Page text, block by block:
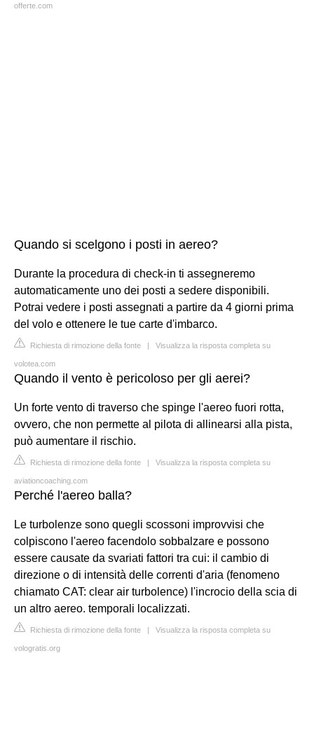
offerte.com
Quando si scelgono i posti in aereo?
Durante la procedura di check-in ti assegneremo
automaticamente uno dei posti a sedere disponibili.
Potrai vedere i posti assegnati a partire da 4 giorni prima
del volo e ottenere le tue carte d'imbarco.
Richiesta di rimozione della fonte | Visualizza la risposta completa su
volotea.com
Quando il vento è pericoloso per gli aerei?
Un forte vento di traverso che spinge l'aereo fuori rotta,
ovvero, che non permette al pilota di allinearsi alla pista,
può aumentare il rischio.
Richiesta di rimozione della fonte | Visualizza la risposta completa su
aviationcoaching.com
Perché l'aereo balla?
Le turbolenze sono quegli scossoni improvvisi che
colpiscono l'aereo facendolo sobbalzare e possono
essere causate da svariati fattori tra cui: il cambio di
direzione o di intensità delle correnti d'aria (fenomeno
chiamato CAT: clear air turbolence) l'incrocio della scia di
un altro aereo. temporali localizzati.
Richiesta di rimozione della fonte | Visualizza la risposta completa su
vologratis.org